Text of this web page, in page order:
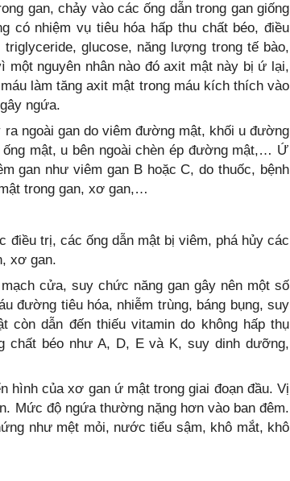
gan, chảy vào các ống dẫn trong gan giống
có nhiệm vụ tiêu hóa hấp thu chất béo, điều
glucose, năng lượng trong tế bào,
một nguyên nhân nào đó axit mật này bị ứ lại,
làm tăng axit mật trong máu kích thích vào
ngứa.
ngoài gan do viêm đường mật, khối u đường
mật, u bên ngoài chèn ép đường mật,… Ứ
gan như viêm gan B hoặc C, do thuốc, bệnh
trong gan, xơ gan,…
điều trị, các ống dẫn mật bị viêm, phá hủy các
xơ gan.
cửa, suy chức năng gan gây nên một số
đường tiêu hóa, nhiễm trùng, báng bụng, suy
dẫn đến thiếu vitamin do không hấp thụ
chất béo như A, D, E và K, suy dinh dưỡng,
hình của xơ gan ứ mật trong giai đoạn đầu. Vị
Mức độ ngứa thường nặng hơn vào ban đêm.
như mệt mỏi, nước tiểu sậm, khô mắt, khô